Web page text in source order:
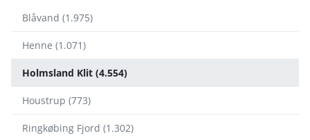
Blåvand (1.975)
Henne (1.071)
Holmsland Klit (4.554)
Houstrup (773)
Ringkøbing Fjord (1.302)